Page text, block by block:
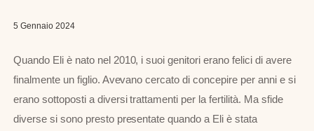
5 Gennaio 2024
Quando Eli è nato nel 2010, i suoi genitori erano felici di avere
finalmente un figlio. Avevano cercato di concepire per anni e si
erano sottoposti a diversi trattamenti per la fertilità. Ma sfide
diverse si sono presto presentate quando a Eli è stata